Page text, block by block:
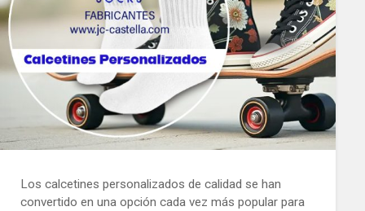
Los calcetines personalizados de calidad se han
convertido en una opción cada vez más popular para